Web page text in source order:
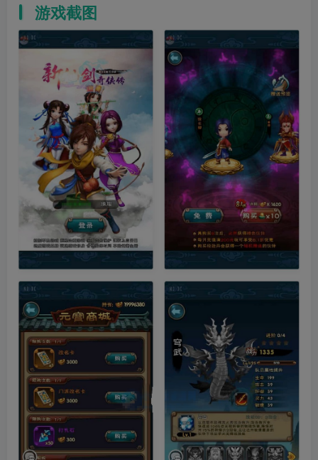
游戏截图